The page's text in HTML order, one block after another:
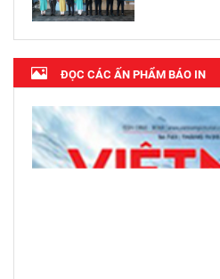
ĐỌC CÁC ẤN PHẨM BÁO IN